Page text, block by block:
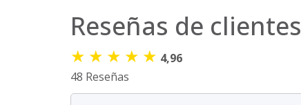
Reseñas de clientes
★ ★ ★ ★ ★ 4,96
48 Reseñas